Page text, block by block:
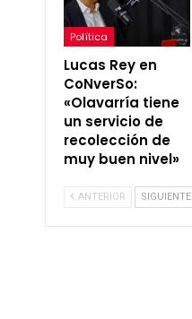
Política
Lucas Rey en
CoNverSo:
«Olavarría tiene
un servicio de
recolección de
muy buen nivel»
ANTERIOR SIGUIENTE